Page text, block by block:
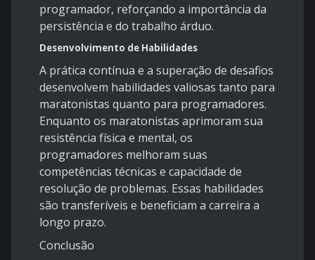
programador, reforçando a importância da
persistência e do trabalho árduo.
Desenvolvimento de Habilidades
A prática contínua e a superação de desafios
desenvolvem habilidades valiosas tanto para
maratonistas quanto para programadores.
Enquanto os maratonistas aprimoram sua
resistência física e mental, os
programadores melhoram suas
competências técnicas e capacidade de
resolução de problemas. Essas habilidades
são transferíveis e beneficiam a carreira a
longo prazo.
Conclusão